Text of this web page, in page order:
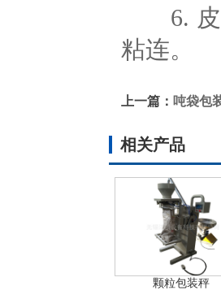
6. 皮
粘连。
上一篇： 吨袋包
相关产品
颗粒包装秤